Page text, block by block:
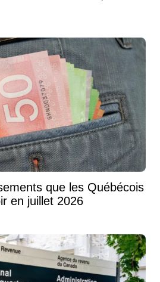
que les Québécois
en juillet 2026